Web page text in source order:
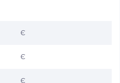
Є
Є
Є